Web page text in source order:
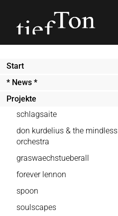
Start
* News *
Projekte
schlagsaite
don kurdelius & the mindless
orchestra
graswaechstueberall
forever lennon
spoon
soulscapes